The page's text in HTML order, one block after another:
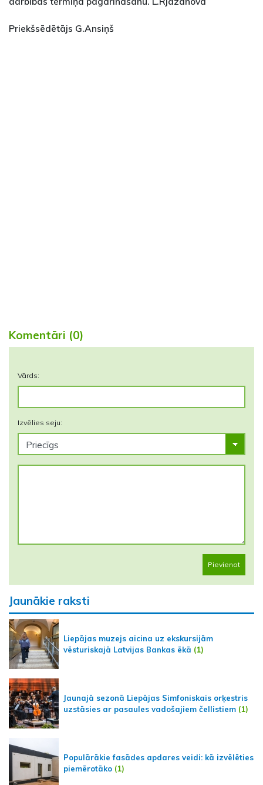
Priekšsēdētājs G.Ansiņš
Komentāri (0)
Vārds:
Izvēlies seju:
Pievienot
Jaunākie raksti
Liepājas muzejs aicina uz ekskursijām
vēsturiskajā Latvijas Bankas ēkā (1)
Jaunajā sezonā Liepājas Simfoniskais orķestris
uzstāsies ar pasaules vadošajiem čellistiem (1)
Populārākie fasādes apdares veidi: kā izvēlēties
piemērotāko (1)